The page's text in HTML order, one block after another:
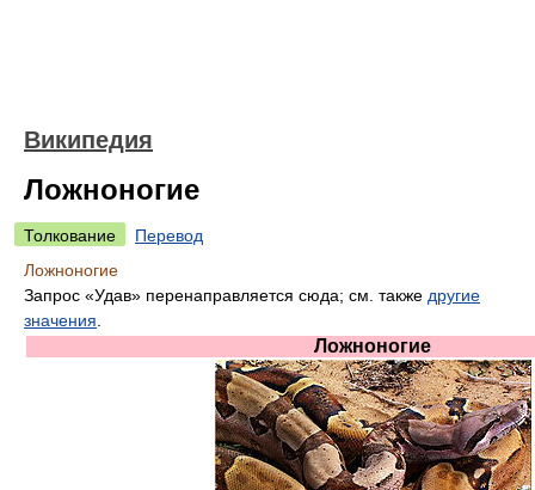
Википедия
Ложноногие
Толкование
Перевод
Ложноногие
Запрос «Удав» перенаправляется сюда; см. также другие
значения
Ложноногие